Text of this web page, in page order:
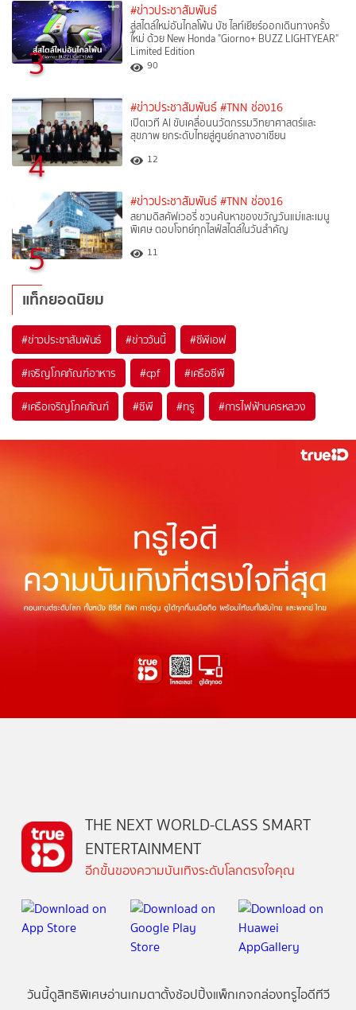
3
#ข่าวประชาสัมพันธ์
สู่สไตล์ใหม่อันไกลโพ้น บัซ ไลท์เยียร์ออกเดินทางครั้ง
ใหม่ ด้วย New Honda "Giorno+ BUZZ LIGHTYEAR"
Limited Edition
90
4
#ข่าวประชาสัมพันธ์ #TNN ช่อง16
เปิดเวที AI ขับเคลื่อนนวัตกรรมวิทยาศาสตร์และ
สุขภาพ ยกระดับไทยสู่ศูนย์กลางอาเซียน
12
5
#ข่าวประชาสัมพันธ์ #TNN ช่อง16
สยามดิสคัฟเวอรี่ ชวนค้นหาของขวัญวันแม่และเมนู
พิเศษ ตอบโจทย์ทุกไลฟ์สไตล์ในวันสำคัญ
11
แท็กยอดนิยม
#ข่าวประชาสัมพันธ์ #ข่าววันนี้ #ซีพีเอฟ
#เจริญโภคภัณฑ์อาหาร #cpf #เครือซีพี
#เครือเจริญโภคภัณฑ์ #ซีพี #ทรู #การไฟฟ้านครหลวง
THE NEXT WORLD-CLASS SMART
ENTERTAINMENT
อีกขั้นของความบันเทิงระดับโลกตรงใจคุณ
วันนี้ดูสิทธิพิเศษอ่านเกมตาตั้งช้อปปิ้งแพ็กเกจกล่องทรูไอดีทีวี